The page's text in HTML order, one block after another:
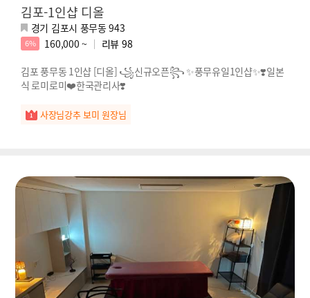
김포-1인샵 디올
경기 김포시 풍무동 943
6% 160,000 ~ 리뷰 98
김포 풍무동 1인샵 [디올] ꧁신규오픈꧂ ✨풍무유일1인샵✨❣️일본
식 로미로미❤️한국관리사❣️
사장님강추 보미 원장님